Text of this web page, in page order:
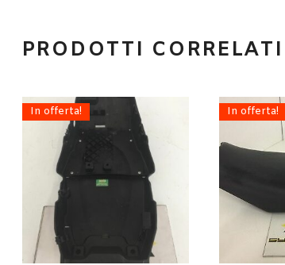
PRODOTTI CORRELATI
In offerta! In offerta!